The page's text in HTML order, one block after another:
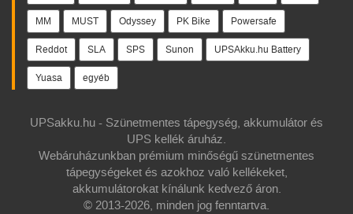
MM MUST Odyssey PK Bike Powersafe
Reddot SLA SPS Sunon UPSAkku.hu Battery
Yuasa egyéb
UPSakku.hu - Szünetmentes tápegység, akkumulátor és
UPS kellék áruház.
Webáruházunkban prémium minőségű szünetmentes
tápegységeket és azokhoz való kellékeket,
akkumulátorokat kínálunk kedvező áron.
© 2013-2026, minden jog fenntartva.